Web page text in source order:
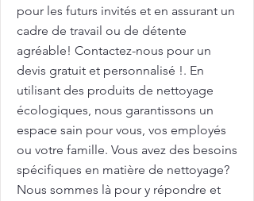
pour les futurs invités et en assurant un
cadre de travail ou de détente
agréable! Contactez-nous pour un
devis gratuit et personnalisé !. En
utilisant des produits de nettoyage
écologiques, nous garantissons un
espace sain pour vous, vos employés
ou votre famille. Vous avez des besoins
spécifiques en matière de nettoyage?
Nous sommes là pour y répondre et